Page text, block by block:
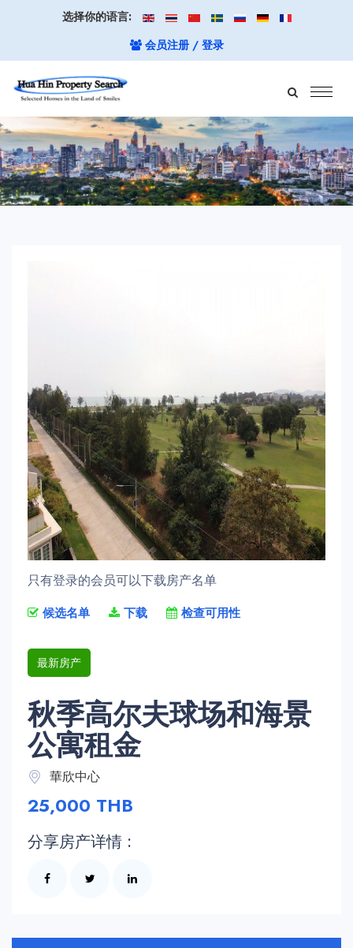
选择你的语言:
会员注册 / 登录
只有登录的会员可以下载房产名单
候选名单 下载 检查可用性
最新房产
秋季高尔夫球场和海景
公寓租金
華欣中心
25,000 THB
分享房产详情 :